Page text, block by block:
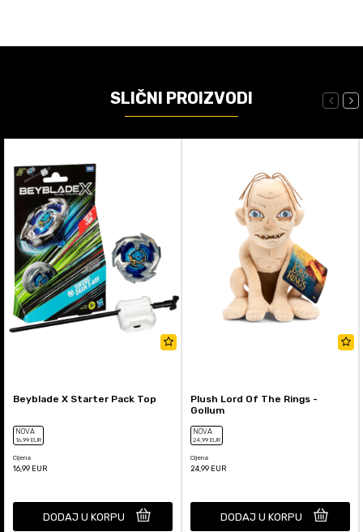
SLIČNI PROIZVODI
Beyblade X Starter Pack Top
NOVA
16,99 EUR
Cijena
16,99 EUR
DODAJ U KORPU
Plush Lord Of The Rings -
Gollum
NOVA
24,99 EUR
Cijena
24,99 EUR
DODAJ U KORPU